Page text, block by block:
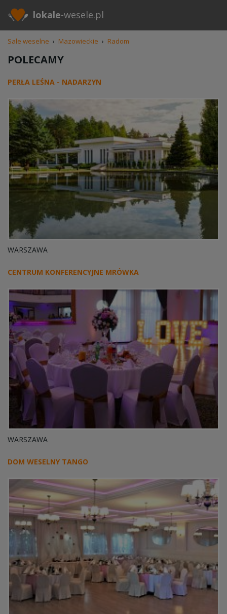
lokale-wesele.pl
Sale weselne › Mazowieckie › Radom
POLECAMY
PERŁA LEŚNA - NADARZYN
WARSZAWA
CENTRUM KONFERENCYJNE MRÓWKA
WARSZAWA
DOM WESELNY TANGO